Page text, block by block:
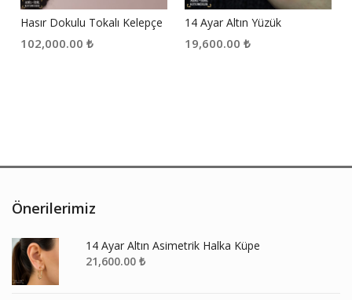
Hasır Dokulu Tokalı Kelepçe
102,000.00 ₺
14 Ayar Altın Yüzük
19,600.00 ₺
Önerilerimiz
14 Ayar Altın Asimetrik Halka Küpe
21,600.00 ₺